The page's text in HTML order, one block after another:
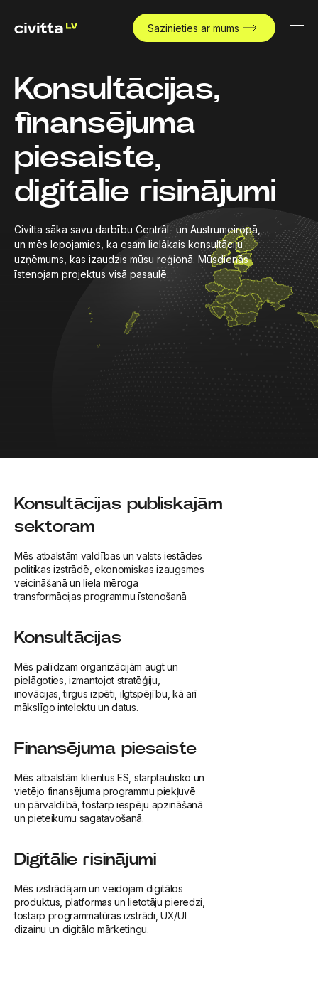
Sazinieties ar mums
Konsultācijas,
finansējuma
piesaiste,
digitālie risinājumi
Civitta sāka savu darbību Centrāl- un Austrumeiropā,
un mēs lepojamies, ka esam lielākais konsultāciju
uzņēmums, kas izaudzis mūsu reģionā. Mūsdienās
īstenojam projektus visā pasaulē.
Konsultācijas publiskajām
sektoram
Mēs atbalstām valdības un valsts iestādes
politikas izstrādē, ekonomiskas izaugsmes
veicināšanā un liela mēroga
transformācijas programmu īstenošanā
Konsultācijas
Mēs palīdzam organizācijām augt un
pielāgoties, izmantojot stratēģiju,
inovācijas, tirgus izpēti, ilgtspējību, kā arī
mākslīgo intelektu un datus.
Finansējuma piesaiste
Mēs atbalstām klientus ES, starptautisko un
vietējo finansējuma programmu piekļuvē
un pārvaldībā, tostarp iespēju apzināšanā
un pieteikumu sagatavošanā.
Digitālie risinājumi
Mēs izstrādājam un veidojam digitālos
produktus, platformas un lietotāju pieredzi,
tostarp programmatūras izstrādi, UX/UI
dizainu un digitālo mārketingu.